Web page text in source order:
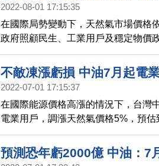
2022-08-01 17:15:35
在國際局勢變動下，天然氣市場價格
政府照顧民生、工業用戶及穩定物價
漲，只有電業用戶調漲5%，其他用
加收入66億元。
不敵凍漲虧損 中油7月起電
2022-07-01 17:15:37
在國際能源價格高漲的情況下，台灣
電業用戶，調漲天然氣價格5%，預
油指出，在國際能源價格上漲的壓力
價格，但配合政府照顧民生與工業用
對其他用戶暫不調整。但中油指出，
預測恐年虧2000億 中油：7